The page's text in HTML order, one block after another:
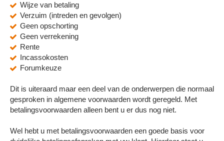
Wijze van betaling
Verzuim (intreden en gevolgen)
Geen opschorting
Geen verrekening
Rente
Incassokosten
Forumkeuze
Dit is uiteraard maar een deel van de onderwerpen die normaal
gesproken in algemene voorwaarden wordt geregeld. Met
betalingsvoorwaarden alleen bent u er dus nog niet.
Wel hebt u met betalingsvoorwaarden een goede basis voor
BEL ONS VOOR GRATIS INCASSO
ADVIES
Bel ons gerust als u met een wanbetaler in
uw maag zit. Dan bespreken wij samen de
In 1 minuut doorverbonden
incasso advocaat